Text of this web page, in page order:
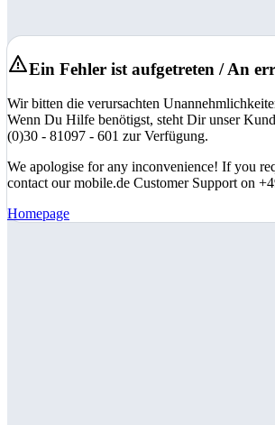
Ein Fehler ist aufgetreten / An
Wir bitten die verursachten
Wenn Du Hilfe benötigst, steht Dir unser
(0)30 - 81097 - 601 zur Verfügung.
We apologise for any inconvenience! If you
contact our mobile.de Customer Support on
Homepage